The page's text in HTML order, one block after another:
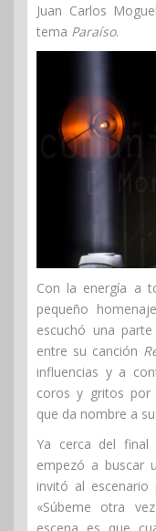
Juan Carlos
tema Paraíso.
Con la energía a
pequeño
escuchó una
entre su canción
influencias y a
coros y gritos por
que da nombre a
Ya cerca del final
empezó a buscar
invitó al
«Súbeme otra